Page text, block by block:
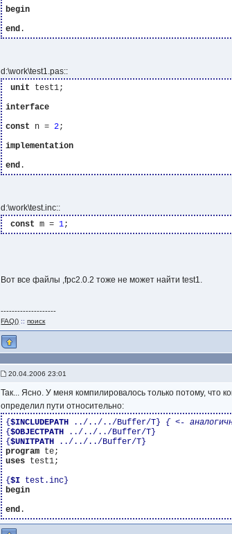
begin
end
d:\work\test1.pas::
unit
test1;
interface
const
n = 2;
implementation
end
d:\work\test.inc::
const m = 1
Вот все файлы ,fpc2.0.2 тоже не может найти test1.
--------------------
FAQ() ::поиск
20.04.2006 23:01
Так... Ясно. У меня компилировалось только потому, что
определил пути относительно:
{$INCLUDEPATH ../../../Buffer/T}
{ <-
{$OBJECTPATH ../../../Buffer/T}
{$UNITPATH ../../../Buffer/T}
program
uses test1;
{$I test.inc}
begin
end